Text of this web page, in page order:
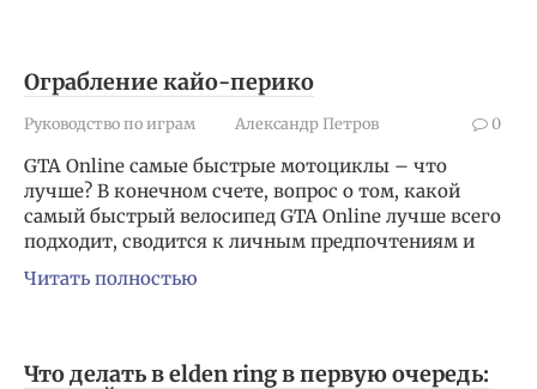
Ограбление кайо-перико
Руководство по играм Александр Петров 0
GTA Online самые быстрые мотоциклы – что
лучше? В конечном счете, вопрос о том, какой
самый быстрый велосипед GTA Online лучше всего
подходит, сводится к личным предпочтениям и
Читать полностью
Что делать в elden ring в первую очередь: